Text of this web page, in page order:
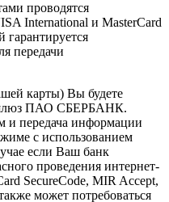
проводятся
International и MasterCard
гарантируется
передачи
карты) Вы будете
шлюз ПАО СБЕРБАНК.
передача информации
с использованием
если Ваш банк
проведения интернет-
SecureCode, MIR Accept,
может потребоваться